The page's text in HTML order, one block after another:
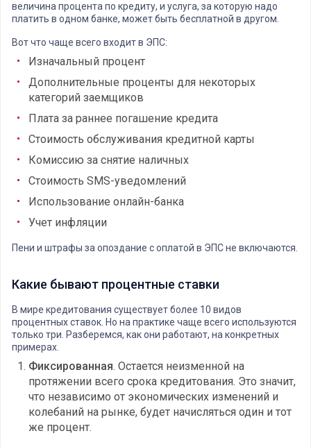
величина процента по кредиту, и услуга, за которую надо
платить в одном банке, может быть бесплатной в другом.
Вот что чаще всего входит в ЭПС:
Изначальный процент
Дополнительные проценты для некоторых
категорий заемщиков
Плата за раннее погашение кредита
Стоимость обслуживания кредитной карты
Комиссию за снятие наличных
Стоимость SMS-уведомлений
Использование онлайн-банка
Учет инфляции
Пени и штрафы за опоздание с оплатой в ЭПС не включаются.
Какие бывают процентные ставки
В мире кредитования существует более 10 видов
процентных ставок. Но на практике чаще всего используются
только три. Разберемся, как они работают, на конкретных
примерах.
Фиксированная. Остается неизменной на
протяжении всего срока кредитования. Это значит,
что независимо от экономических изменений и
колебаний на рынке, будет начисляться один и тот
же процент.